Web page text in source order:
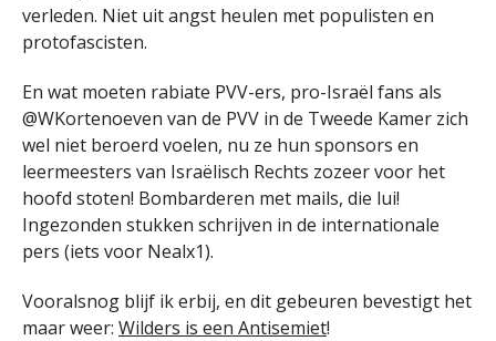
verleden. Niet uit angst heulen met populisten en
protofascisten.
En wat moeten rabiate PVV-ers, pro-Israël fans als
@WKortenoeven van de PVV in de Tweede Kamer zich
wel niet beroerd voelen, nu ze hun sponsors en
leermeesters van Israëlisch Rechts zozeer voor het
hoofd stoten! Bombarderen met mails, die lui!
Ingezonden stukken schrijven in de internationale
pers (iets voor Nealx1).
Vooralsnog blijf ik erbij, en dit gebeuren bevestigt het
maar weer: Wilders is een Antisemiet!